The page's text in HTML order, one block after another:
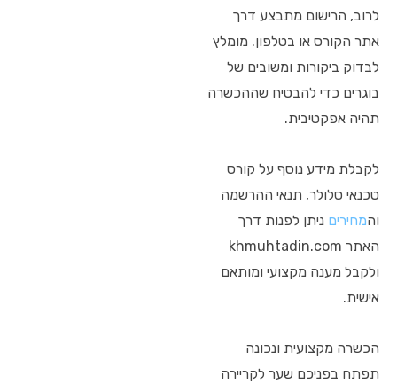
לרוב, הרישום מתבצע דרך
אתר הקורס או בטלפון. מומלץ
לבדוק ביקורות ומשובים של
בוגרים כדי להבטיח שההכשרה
תהיה אפקטיבית.
לקבלת מידע נוסף על קורס
טכנאי סלולר, תנאי ההרשמה
והמחירים ניתן לפנות דרך
האתר khmuhtadin.com
ולקבל מענה מקצועי ומותאם
אישית.
הכשרה מקצועית ונכונה
תפתח בפניכם שער לקריירה